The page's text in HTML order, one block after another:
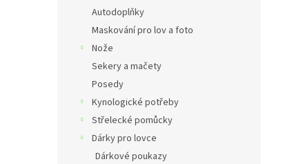
Autodoplňky
Maskování pro lov a foto
Nože
Sekery a mačety
Posedy
Kynologické potřeby
Střelecké pomůcky
Dárky pro lovce
Dárkové poukazy